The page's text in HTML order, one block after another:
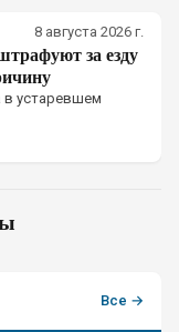
8 августа 2026 г.
за езду
в устаревшем
Все →